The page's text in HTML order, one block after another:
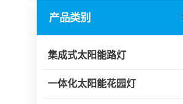
产品类别
集成式太阳能路灯
一体化太阳能花园灯